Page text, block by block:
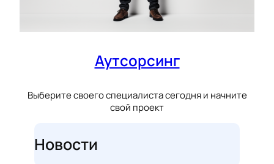
Аутсорсинг
Выберите своего специалиста сегодня и начните
свой проект
Новости